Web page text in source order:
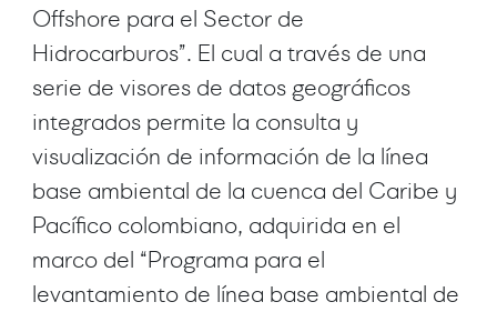
Offshore para el Sector de
Hidrocarburos”. El cual a través de una
serie de visores de datos geográficos
integrados permite la consulta y
visualización de información de la línea
base ambiental de la cuenca del Caribe y
Pacífico colombiano, adquirida en el
marco del “Programa para el
levantamiento de línea base ambiental de